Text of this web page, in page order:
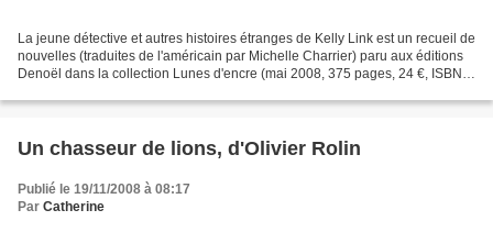
La jeune détective et autres histoires étranges de Kelly Link est un recueil de
nouvelles (traduites de l'américain par Michelle Charrier) paru aux éditions
Denoël dans la collection Lunes d'encre (mai 2008, 375 pages, 24 €, ISBN
Un chasseur de lions, d'Olivier Rolin
Publié le 19/11/2008 à 08:17
Par Catherine